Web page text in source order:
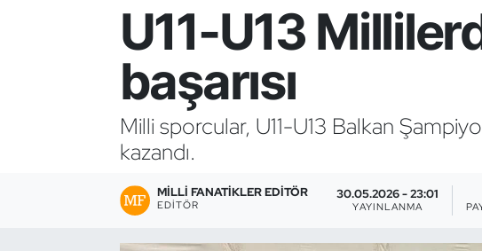
U11-U13
başarısı
Milli sporcular, U11-U13 Balkan
kazandı.
MILLI FANATIKLER EDITÖR
EDITÖR
30.05.2026 - 23:01
YAYINLANMA
Bocce Bowling Dart
Buz Hokeyi